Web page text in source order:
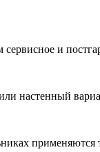
и
настенный
применяются